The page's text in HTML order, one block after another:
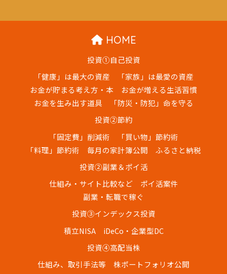
HOME
投資①自己投資
「健康」は最大の資産
「家族」は最愛の資産
お金が貯まる考え方・本
お金が増える生活習慣
お金を生み出す道具
「防災・防犯」命を守る
投資②節約
「固定費」削減術
「買い物」節約術
「料理」節約術
毎月の家計簿公開
ふるさと納税
投資②副業＆ポイ活
仕組み・サイト比較など
ポイ活案件
副業・転職で稼ぐ
投資③インデックス投資
積立NISA
iDeCo・企業型DC
投資④高配当株
仕組み、取引手法等
株ポートフォリオ公開